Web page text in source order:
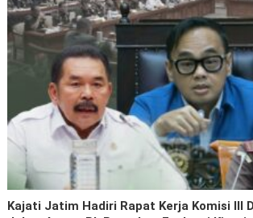
Kajati Jatim Hadiri Rapat Kerja Komisi III